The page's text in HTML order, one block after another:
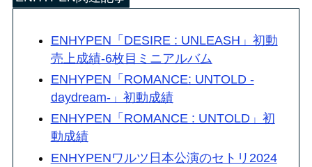
ENHYPEN「DESIRE : UNLEASH」初動
売上成績-6枚目ミニアルバム
ENHYPEN「ROMANCE: UNTOLD -
daydream-」初動成績
ENHYPEN「ROMANCE : UNTOLD」初
動成績
ENHYPENワルツ日本公演のセトリ2024